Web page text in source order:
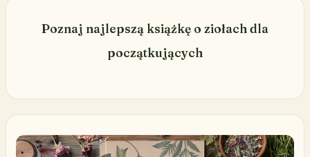
Poznaj najlepszą książkę o ziołach dla
początkujących